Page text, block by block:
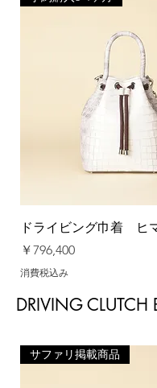
ドライビング巾着 ヒ
価格
￥796,400
消費税込み
DRIVING CLUTCH
サファリ掲載商品